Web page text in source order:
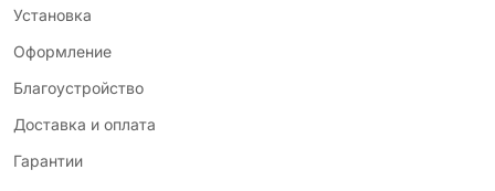
Установка
Оформление
Благоустройство
Доставка и оплата
Гарантии